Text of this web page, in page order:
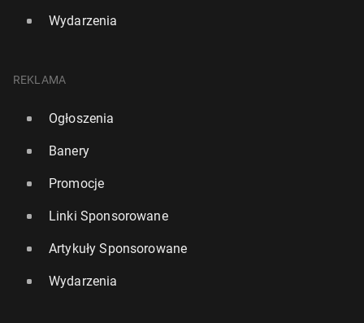
Wydarzenia
REKLAMA
Ogłoszenia
Banery
Promocje
Linki Sponsorowane
Artykuły Sponsorowane
Wydarzenia